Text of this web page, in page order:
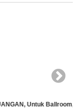
Cari PARTISI